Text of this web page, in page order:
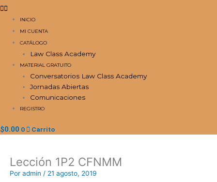
INICIO
MI CUENTA
CATÁLOGO
Law Class Academy
MATERIAL GRATUITO
Conversatorios Law Class Academy
Jornadas Abiertas
Comunicaciones
REGISTRO
$0.00 0 Carrito
Lección 1P2 CFNMM
Por admin / 21 agosto, 2019